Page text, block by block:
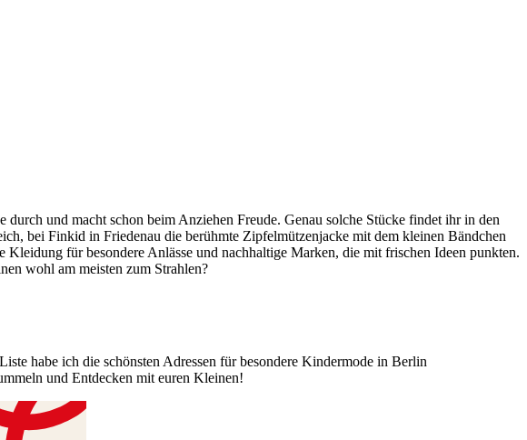
und macht schon beim Anziehen Freude. Genau solche Stücke findet ihr in den
bei Finkid in Friedenau die berühmte Zipfelmützenjacke mit dem kleinen Bändchen
für besondere Anlässe und nachhaltige Marken, die mit frischen Ideen punkten.
wohl am meisten zum Strahlen?
habe ich die schönsten Adressen für besondere Kindermode in Berlin
und Entdecken mit euren Kleinen!